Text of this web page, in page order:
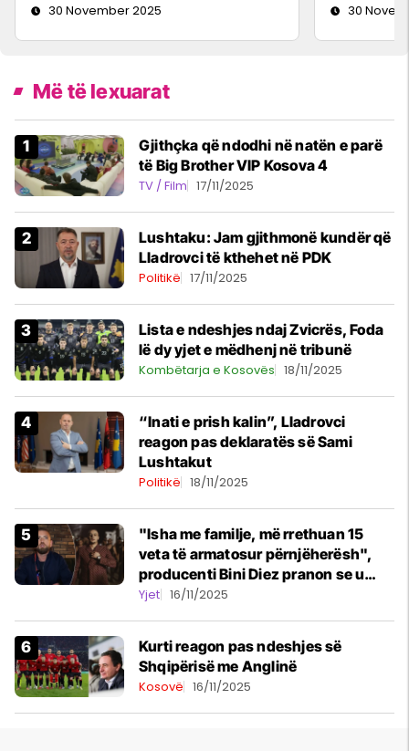
30 November 2025
30
Më të lexuarat
Gjithçka që ndodhi në natën e parë
të Big Brother VIP Kosova 4
TV / Film 17/11/2025
Lushtaku: Jam gjithmonë kundër që
Lladrovci të kthehet në PDK
Politikë 17/11/2025
Lista e ndeshjes ndaj Zvicrës, Foda
lë dy yjet e mëdhenj në tribunë
Kombëtarja e Kosovës 18/11/2025
“Inati e prish kalin”, Lladrovci
reagon pas deklaratës së Sami
Lushtakut
Politikë 18/11/2025
"Isha me familje, më rrethuan 15
veta të armatosur përnjëherësh",
producenti Bini Diez pranon se u
kërcënua nga Don Xhoni dhe vëllai i
Yjet 16/11/2025
Kurti reagon pas ndeshjes së
Shqipërisë me Anglinë
Kosovë 16/11/2025